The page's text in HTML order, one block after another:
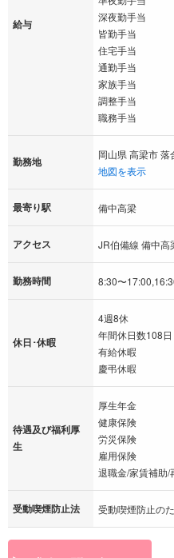
給与
深夜勤手当
皆勤手当
住宅手当
通勤手当
家族手当
調整手当
職務手当
勤務地
岡山県 高梁市
地図を表示
最寄り駅 備中高梁
アクセス JR伯備線 備中高
勤務時間 8:30〜
休日･休暇
4週8休
年間休日数108日
有給休暇
慶弔休暇
待遇及び福利厚
生
厚生年金
健康保険
労災保険
雇用保険
退職金/家賃補助/
受動喫煙防止法 受動喫煙防止の